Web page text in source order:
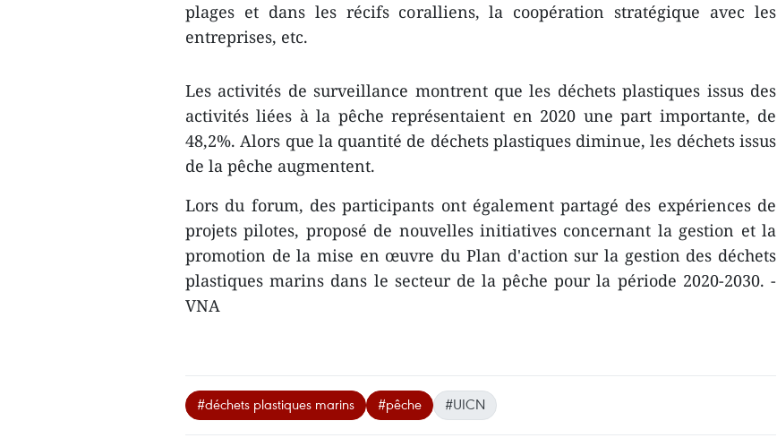
plages et dans les récifs coralliens, la coopération stratégique avec les
entreprises, etc.
Les activités de surveillance montrent que les déchets plastiques issus des
activités liées à la pêche représentaient en 2020 une part importante, de
48,2%. Alors que la quantité de déchets plastiques diminue, les déchets issus
de la pêche augmentent.
Lors du forum, des participants ont également partagé des expériences de
projets pilotes, proposé de nouvelles initiatives concernant la gestion et la
promotion de la mise en œuvre du Plan d'action sur la gestion des déchets
plastiques marins dans le secteur de la pêche pour la période 2020-2030. -
VNA
#déchets plastiques marins #pêche #UICN